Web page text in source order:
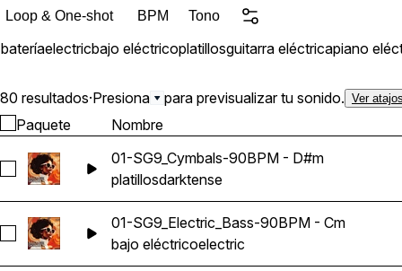
Loop & One-shot BPM Tono
bateríaelectricbajo eléctricoplatillosguitarra eléctricapiano
80 resultados·Presiona para previsualizar tu sonido. Ver
Paquete Nombre
Seleccionar 01-SG9_Cymbals-90BPM - D#m
01-SG9_Cymbals-90BPM - D#m
platillosdarktense
Seleccionar 01-SG9_Electric_Bass-90BPM - Cm
01-SG9_Electric_Bass-90BPM - Cm
bajo eléctricoelectric